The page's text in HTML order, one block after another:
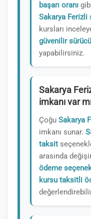
başarı oranı
Sakarya Ferizli
kursları
güvenilir
yapabilirsiniz.
Sakarya
imkanı var
Çoğu Sakarya
imkanı sunar.
taksit
arasında
ödeme
kursu taksitli